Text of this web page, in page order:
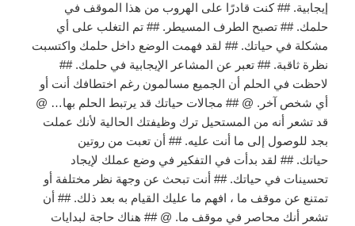
إيجابية. ## كنت قادرًا على الهروب من هذا الموقف في
حلمك. ## تصبح الطرف المسيطر. ## تم التغلب على أي
مشكلة في حياتك. ## لقد فهمت الوضع داخل حلمك واكتسبت
نظرة ثاقبة. ## تعبر عن المشاعر الإيجابية في حلمك. ##
لاحظت في الحلم أن الجميع مسالمون رغم اختطافك أنت أو
أي شخص آخر. @ ## مجالات حياتك قد يرتبط الحلم بها… @
قد تشعر أنه من المستحيل ترك وظيفتك الحالية لأنك عملت
بجد للوصول إلى ما أنت عليه. ## أن تعبت من روتين
حياتك. ## لقد بدأت في التفكير في وضع عملك لإيجاد
تحسينات في حياتك. ## أنت تبحث عن وجهة نظر مختلفة أو
تمتنع عن موقف ما ، افهم ما عليك القيام به بعد ذلك. ## أن
تشعر أنك محاصر في موقف ما. @ ## هناك حاجة لبدايات